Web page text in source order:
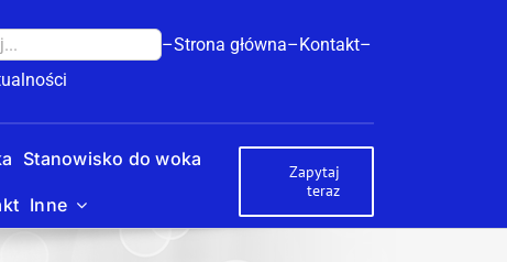
–Strona główna–Kontakt–
Stanowisko do woka
Inne
Zapytaj
teraz